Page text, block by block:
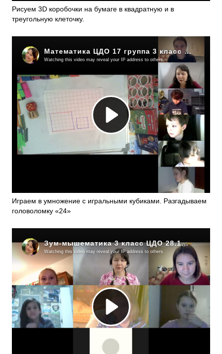
Рисуем 3D коробочки на бумаге в квадратную и в
треугольную клеточку.
Играем в умножение с игральными кубиками. Разгадываем
головоломку «24»